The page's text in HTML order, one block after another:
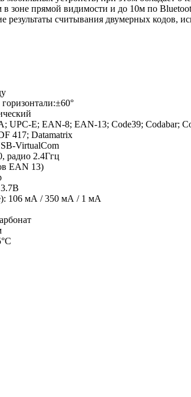
зоне прямой видимости и до 10м по
результаты считывания двумерных кодов,
E; EAN-8; EAN-13; Code39; Codabar;
417; Datamatrix
VirtualCom
радио 2.4Ггц
EAN 13)
106 мА / 350 мА / 1 мА